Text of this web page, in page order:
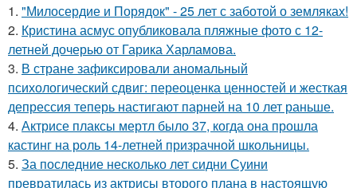
1. "Милосердие и Порядок" - 25 лет с заботой о земляках!
2. Кристина асмус опубликовала пляжные фото с 12-
летней дочерью от Гарика Харламова.
3. В стране зафиксировали аномальный
психологический сдвиг: переоценка ценностей и жесткая
депрессия теперь настигают парней на 10 лет раньше.
4. Актрисе плаксы мертл было 37, когда она прошла
кастинг на роль 14-летней призрачной школьницы.
5. За последние несколько лет сидни Суини
превратилась из актрисы второго плана в настоящую